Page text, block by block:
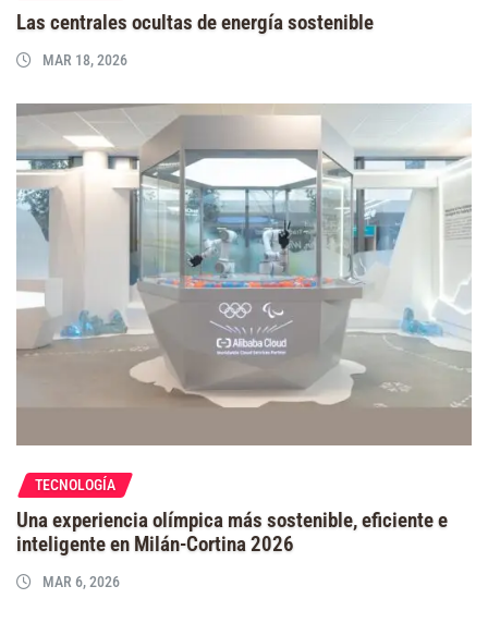
Las centrales ocultas de energía sostenible
MAR 18, 2026
TECNOLOGÍA
Una experiencia olímpica más sostenible, eficiente e
inteligente en Milán-Cortina 2026
MAR 6, 2026